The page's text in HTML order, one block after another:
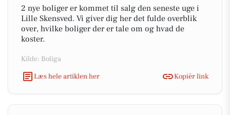
2 nye boliger er kommet til salg den seneste uge i
Lille Skensved. Vi giver dig her det fulde overblik
over, hvilke boliger der er tale om og hvad de
koster.
Kilde: Boliga
Læs hele artiklen her
Kopiér link